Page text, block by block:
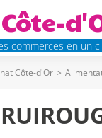
Côte-
commerces en un
Côte-d'Or >